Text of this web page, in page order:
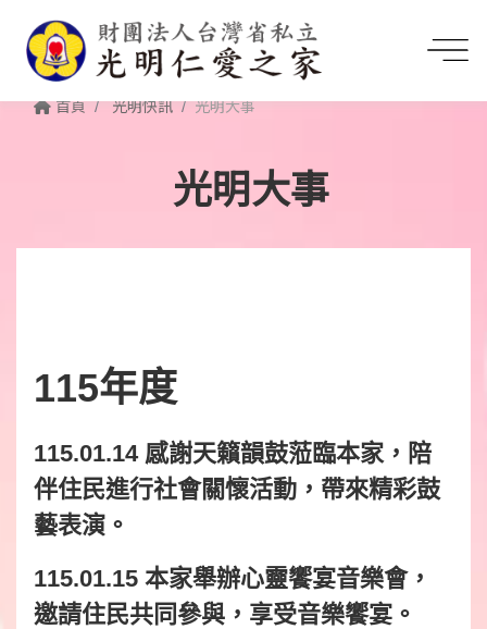
首頁 光明快訊 光明大事
光明大事
115年度
115.01.14 感謝天籟韻鼓蒞臨本家，陪
伴住民進行社會關懷活動，帶來精彩鼓
藝表演。
115.01.15 本家舉辦心靈饗宴音樂會，
邀請住民共同參與，享受音樂饗宴。